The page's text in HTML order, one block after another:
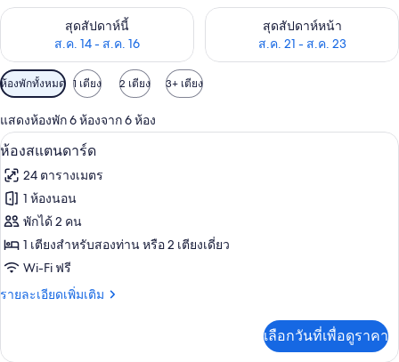
สุดสัปดาห์นี้
ส.ค. 14 - ส.ค. 16
ตรวจสอบจำนวนห้องพักว่างในสุดสัปดาห์นี้ ส.ค. 14 - ส.ค. 16
สุดสัปดาห์หน้า
ส.ค. 21 - ส.ค. 23
ตรวจสอบจำนวนห้องพักว่างใน
ตัว
กรอง
ที่
มี
ให้
สำหรับ
ห้อง
พัก
ห้องพักทั้งหมด 1 เตียง 2 เตียง 3+ เตียง
แสดงห้องพัก 6 ห้องจาก 6 ห้อง
เปิด
ภาพถ่าย
ทั้งหมด
ของ
ห้อง
สแตนดาร์ด
ห้องสแตนดาร์ด | ตู้นิรภัยในห้องพัก, โ
12
ห้องสแตนดาร์ด
24 ตารางเมตร
1 ห้องนอน
พักได้ 2 คน
1 เตียงสำหรับสองท่าน หรือ 2 เตียงเดี่ยว
Wi-Fi ฟรี
รายละเอียดเพิ่มเติม
ราย
เกี่ยว
เลือกวันที่เพื่อดูราคา